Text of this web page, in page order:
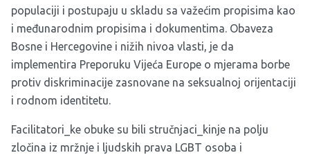
populaciji i postupaju u skladu sa važećim propisima kao
i međunarodnim propisima i dokumentima. Obaveza
Bosne i Hercegovine i nižih nivoa vlasti, je da
implementira Preporuku Vijeća Europe o mjerama borbe
protiv diskriminacije zasnovane na seksualnoj orijentaciji
i rodnom identitetu.
Facilitatori_ke obuke su bili stručnjaci_kinje na polju
zločina iz mržnje i ljudskih prava LGBT osoba i